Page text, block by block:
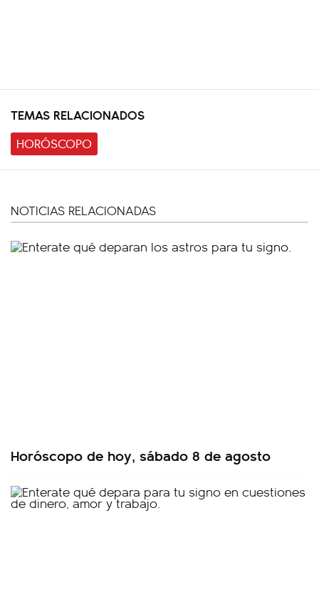
TEMAS RELACIONADOS
HORÓSCOPO
NOTICIAS RELACIONADAS
Horóscopo de hoy, sábado 8 de agosto